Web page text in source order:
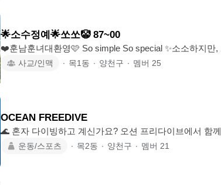
않아요. "나는 이 문장이 좋았어." "주인공이 왜 이런 선택
🌟소수정예🌟쏘쏘🤡 87~00
❤️훈남훈녀대환영🩷 So simple So special ✨️소소하지만, 그래서 더 소중한 사람들
✨️ 🧡 가입조건 💛 00~87 년생 까지 💛 남자 키 175 이상/ 여자 무관 💛 자기관리 하
사교/인맥 ∙ 목1동 ∙ 양천구 ∙ 멤버 25
OCEAN FREEDIVE
🌊 혼자 다이빙하고 계신가요? 오션 프리다이브에서 함
요! 🤿💙 오션 프리다이브는 ‘함께 즐기는 프리다이빙’을 위한 커뮤니티입니다. 🚫운동/스포츠 ∙ 목2동 ∙ 양천구 ∙ 멤버 21